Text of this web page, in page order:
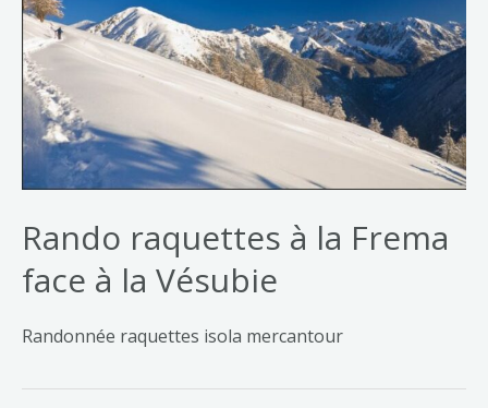
Rando raquettes à la Frema
face à la Vésubie
Randonnée raquettes isola mercantour